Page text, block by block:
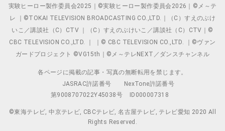
実験ヒーロー製作委員会2025｜©実験ヒーロー製作委員会2026｜©メ～テ
レ ｜©TOKAI TELEVISION BROADCASTING CO.,LTD.｜（C）すえのぶけ
いこ／講談社（C）CTV ｜（C）すえのぶけいこ／講談社（C）CTV｜©
CBC TELEVISION CO.,LTD. ｜ ｜© CBC TELEVISION CO.,LTD. ｜©ヴァン
ガードプロジェクト ©VG15th｜©メ～テレNEXT／ダンスチャンネル
各ページに掲載の記事・写真の無断転用を禁じます。
JASRAC許諾番号
NexTone許諾番号
第9008707022Y45038号
ID000007318
©東海テレビ, 中京テレビ, CBCテレビ, 名古屋テレビ, テレビ愛知 2020 All
Rights Reserved.